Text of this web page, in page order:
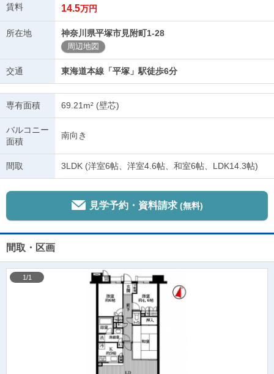
賃料 14.5万円
所在地 神奈川県平塚市見附町1-28
周辺地図
交通 東海道本線「平塚」駅徒歩6分
専有面積 69.21m² (壁芯)
バルコニー
面積
南向き
間取 3LDK (洋室6帖、洋室4.6帖、和室6帖、LDK14.3帖)
見学予約・資料請求 (無料)
間取・区画
1/1